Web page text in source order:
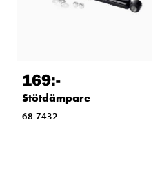
169:-
Stötdämpare
68-7432